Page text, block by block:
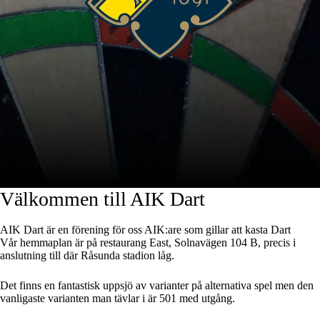
Välkommen till AIK Dart
AIK Dart är en förening för oss AIK:are som gillar att kasta Dart
Vår hemmaplan är på restaurang East, Solnavägen 104 B, precis i
anslutning till där Råsunda stadion låg.
Det finns en fantastisk uppsjö av varianter på alternativa spel men den
vanligaste varianten man tävlar i är 501 med utgång.